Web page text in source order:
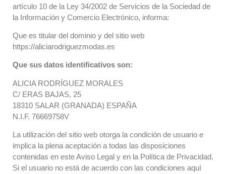
artículo 10 de la Ley 34/2002 de Servicios de la Sociedad de
la Información y Comercio Electrónico, informa:
Que es titular del dominio y del sitio web
https://aliciarodriguezmodas.es
Que sus datos identificativos son:
ALICIA RODRÍGUEZ MORALES
C/ ERAS BAJAS, 25
18310 SALAR (GRANADA) ESPAÑA
N.I.F. 76669758V
La utilización del sitio web otorga la condición de usuario e
implica la plena aceptación a todas las disposiciones
contenidas en este Aviso Legal y en la Política de Privacidad.
Si el usuario no está de acuerdo con las condiciones aquí